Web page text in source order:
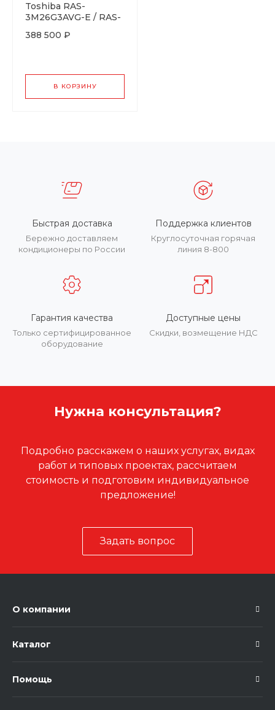
Toshiba RAS-
3M26G3AVG-E / RAS-
388 500 ₽
В КОРЗИНУ
Быстрая доставка
Бережно доставляем
кондиционеры по России
Поддержка клиентов
Круглосуточная горячая
линия 8-800
Гарантия качества
Только сертифицированное
оборудование
Доступные цены
Скидки, возмещение НДС
Нужна консультация?
Подробно расскажем о наших услугах, видах
работ и типовых проектах, рассчитаем
стоимость и подготовим индивидуальное
предложение!
Задать вопрос
О компании
Каталог
Помощь